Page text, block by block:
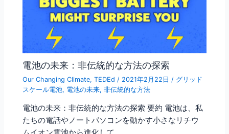
電池の未来：非伝統的な方法の探索
Our Changing Climate,TEDEd / 2021年2月22日 / グリッド
スケール電池, 電池の未来,非伝統的な方法
電池の未来：非伝統的な方法の探索 要約 電池は、私
たちの電話やノートパソコンを動かす小さなリチウ